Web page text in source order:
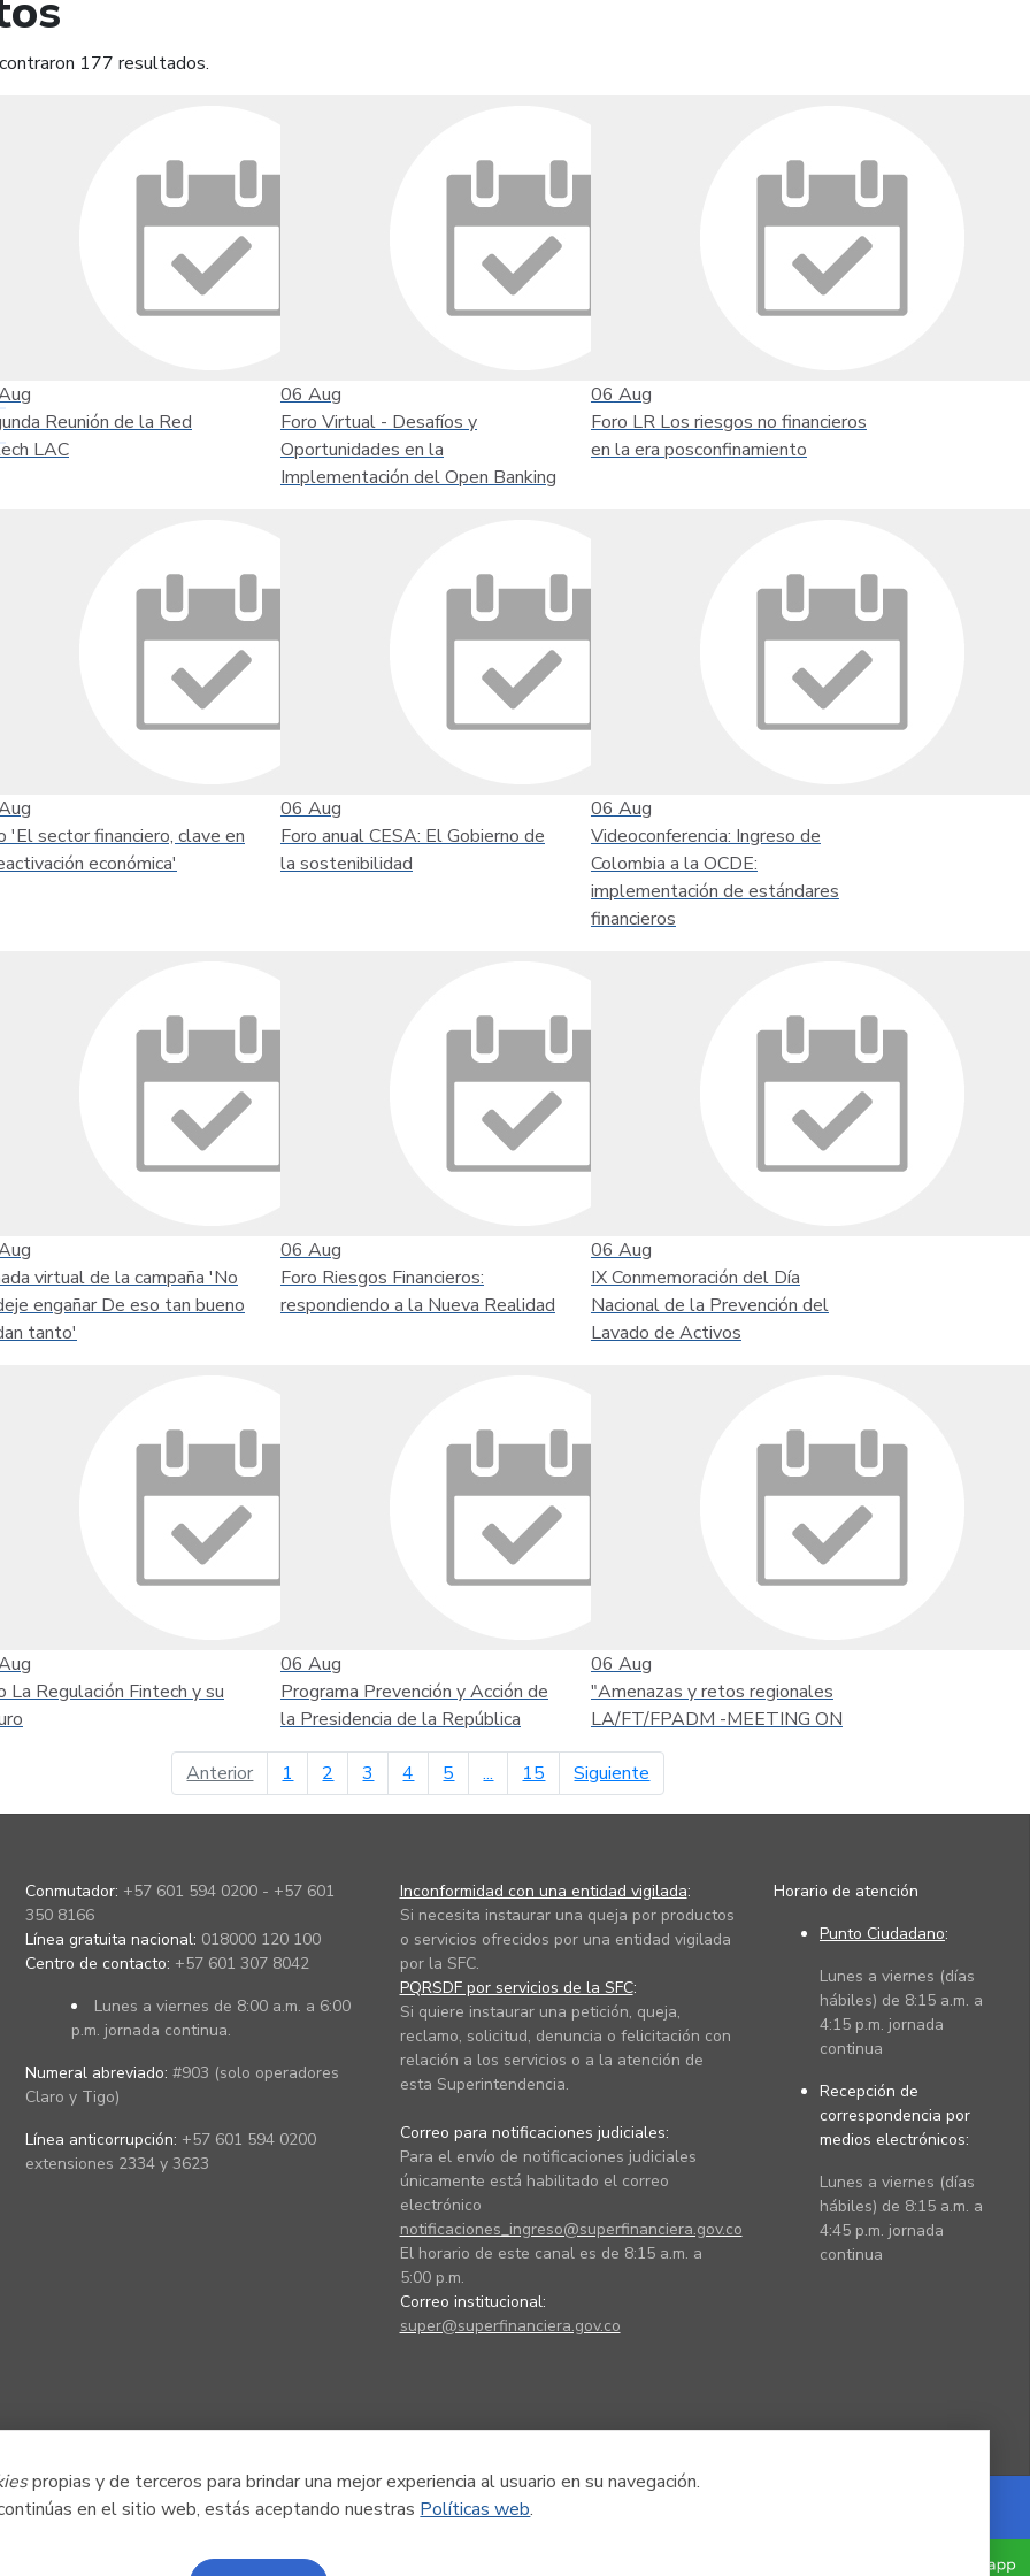
propias y de terceros para brindar una mejor experiencia al usuario en su navegación.
en el sitio web, estás aceptando nuestras Políticas web.
177 resultados.
Reunión de la Red
LAC
06 Aug
Foro Virtual - Desafíos y
Oportunidades en la
Implementación del Open Banking
06 Aug
Foro LR Los riesgos no financieros
en la era posconfinamiento
'El sector financiero, clave en
económica'
06 Aug
Foro anual CESA: El Gobierno de
la sostenibilidad
06 Aug
Videoconferencia: Ingreso de
Colombia a la OCDE:
implementación de estándares
financieros
virtual de la campaña 'No
engañar De eso tan bueno
tanto'
06 Aug
Foro Riesgos Financieros:
respondiendo a la Nueva Realidad
06 Aug
IX Conmemoración del Día
Nacional de la Prevención del
Lavado de Activos
La Regulación Fintech y su
06 Aug
Programa Prevención y Acción de
la Presidencia de la República
06 Aug
"Amenazas y retos regionales
LA/FT/FPADM -MEETING ON
Anteriorpágina anterior
1 2 3 4 5 ... 15 Siguiente
Conmutador: +57 601 594 0200 - +57 601
350 8166
Línea gratuita nacional: 018000 120 100
Centro de contacto: +57 601 307 8042
Lunes a viernes de 8:00 a.m. a 6:00
p.m. jornada continua.
Numeral abreviado: #903 (solo operadores
Claro y Tigo)
Línea anticorrupción: +57 601 594 0200
extensiones 2334 y 3623
Inconformidad con una entidad vigilada:
Si necesita instaurar una queja por productos
o servicios ofrecidos por una entidad vigilada
por la SFC.
PQRSDF por servicios de la SFC:
Si quiere instaurar una petición, queja,
reclamo, solicitud, denuncia o felicitación con
relación a los servicios o a la atención de
esta Superintendencia.
Correo para notificaciones judiciales:
Para el envío de notificaciones judiciales
únicamente está habilitado el correo
electrónico
notificaciones_ingreso@superfinanciera.gov.co
El horario de este canal es de 8:15 a.m. a
5:00 p.m.
Correo institucional:
super@superfinanciera.gov.co
Horario de atención
Punto Ciudadano:
Lunes a viernes (días
hábiles) de 8:15 a.m. a
4:15 p.m. jornada
continua
Recepción de
correspondencia por
medios electrónicos:
Lunes a viernes (días
hábiles) de 8:15 a.m. a
4:45 p.m. jornada
continua
Powered by Nexura